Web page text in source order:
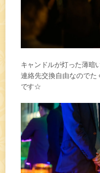
キャンドルが灯った薄暗
連絡先交換自由なので
です☆